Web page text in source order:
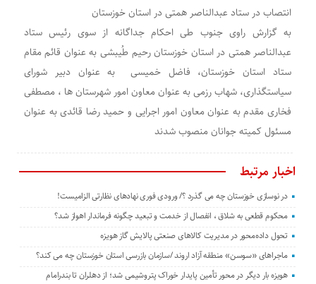
انتصاب در ستاد عبدالناصر همتی در استان خوزستان
به گزارش راوی جنوب طی احکام جداگانه از سوی رئیس ستاد
عبدالناصر همتی در استان خوزستان رحیم طُیبشی به عنوان قائم مقام
ستاد استان خوزستان، فاضل خمیسی به عنوان دبیر شورای
سیاستگذاری، شهاب رزمی به عنوان معاون امور شهرستان ها ، مصطفی
فخاری مقدم به عنوان معاون امور اجرایی و حمید رضا قائدی به عنوان
مسئول کمیته جوانان منصوب شدند
اخبار مرتبط
در نوسازی خوزستان چه می گذرد ؟/ ورودی فوری نهادهای نظارتی الزامیست!
محکوم قطعی به شلاق ، انفصال از خدمت و تبعید چگونه فرماندار اهواز شد؟
تحول داده‌محور در مدیریت کالاهای صنعتی پالایش گاز هویزه
ماجراهای «سوسن» منطقه آزاد اروند /سازمان بازرسی استان خوزستان چه می کند؟
هویزه بار دیگر در محور تأمین پایدار خوراک پتروشیمی شد؛ از دهلران تا بندرامام